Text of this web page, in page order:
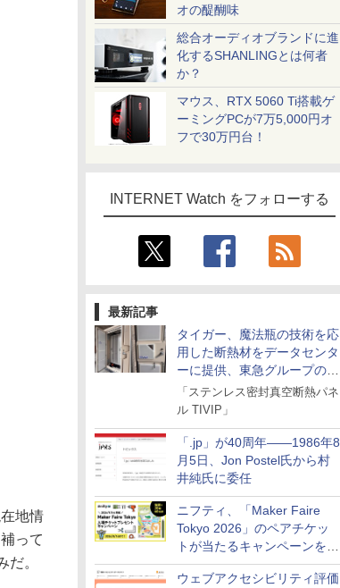
オの醍醐味
総合オーディオブランドに進
化するSHANLINGとは何者
か？
マウス、RTX 5060 Ti搭載ゲ
ーミングPCが7万5,000円オ
フで30万円台！
INTERNET Watch をフォローする
最新記事
タイガー、魔法瓶の技術を応
用した断熱材をデータセンタ
ーに提供、東急グループの実
証実験で
「ステンレス密封真空断熱パネ
ル TIVIP」
「.jp」が40周年――1986年8
月5日、Jon Postel氏から村
井純氏に委任
ニフティ、「Maker Faire
Tokyo 2026」のペアチケッ
トが当たるキャンペーンをX
で実施。8月16日まで
ウェブアクセシビリティ評価
地情
って
。